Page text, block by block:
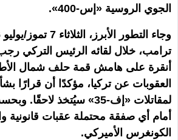
الجوي الروسية «إس-400».
ترامب، خلال لقائه الرئيس التركي
أنقرة على هامش قمة حلف شمال
العقوبات عن تركيا، مؤكدًا أن قرارًا
لمقاتلات «إف-35» سيُتخذ
أمام أي صفقة محتملة عقبات قانونية
الكونغرس الأميركي.